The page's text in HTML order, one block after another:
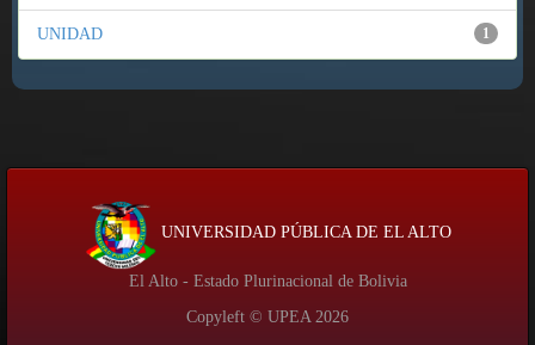
1
UNIDAD
UNIVERSIDAD PÚBLICA DE EL ALTO
El Alto - Estado Plurinacional de Bolivia
Copyleft © UPEA 2026